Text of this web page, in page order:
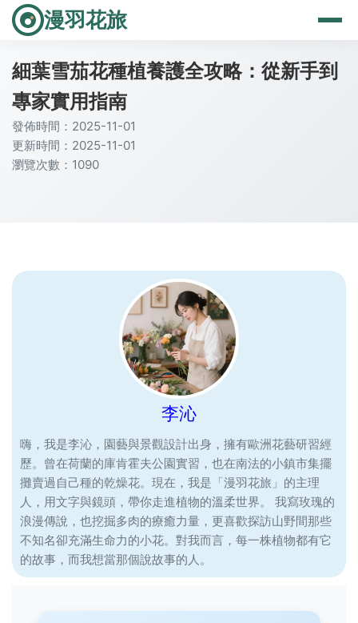
漫羽花旅
細葉雪茄花種植養護全攻略：從新手到
專家實用指南
發佈時間：2025-11-01
更新時間：2025-11-01
瀏覽次數：1090
李沁
嗨，我是李沁，園藝與景觀設計出身，擁有歐洲花藝研習經
歷。曾在荷蘭的庫肯霍夫公園實習，也在南法的小鎮市集擺
攤賣過自己種的乾燥花。現在，我是「漫羽花旅」的主理
人，用文字與鏡頭，帶你走進植物的溫柔世界。 我寫玫瑰的
浪漫傳說，也挖掘多肉的療癒力量，更喜歡探訪山野間那些
不知名卻充滿生命力的小花。對我而言，每一株植物都有它
的故事，而我想當那個說故事的人。